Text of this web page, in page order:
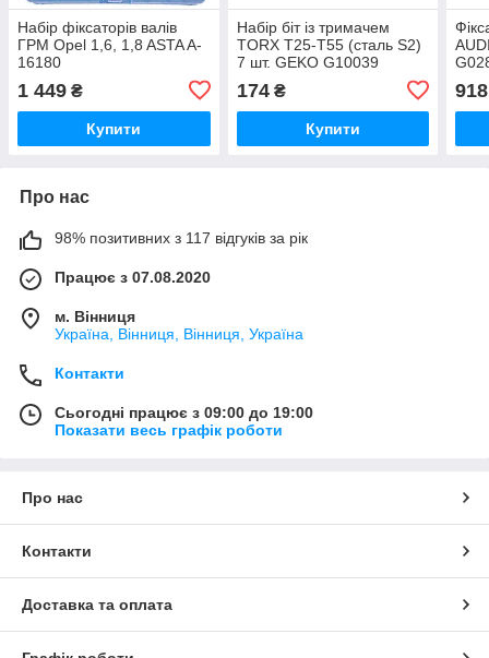
Набір фіксаторів валів
ГРМ Opel 1,6, 1,8 ASTA A-
16180
1 449 ₴
Купити
Набір біт із тримачем
TORX T25-T55 (сталь S2)
7 шт. GEKO G10039
174₴
Купити
918
Про нас
98% позитивних з 117 відгуків за рік
Працює з 07.08.2020
м. Вінниця
Україна, Вінниця, Вінниця, Україна
Контакти
Сьогодні працює з 09:00 до 19:00
Показати весь графік роботи
Про нас
Контакти
Доставка та оплата